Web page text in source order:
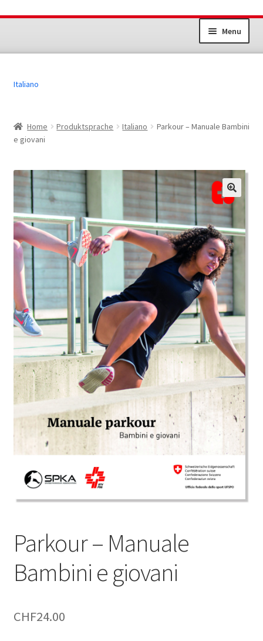
Vai
navigazione
Vai
contenuto
Menu
Gioventù+Sport
Sport per gli adulti
Italiano
Home Produktsprache Italiano
Parkour – Manuale Bambini
e giovani
Parkour – Manuale
Bambini e giovani
CHF24.00